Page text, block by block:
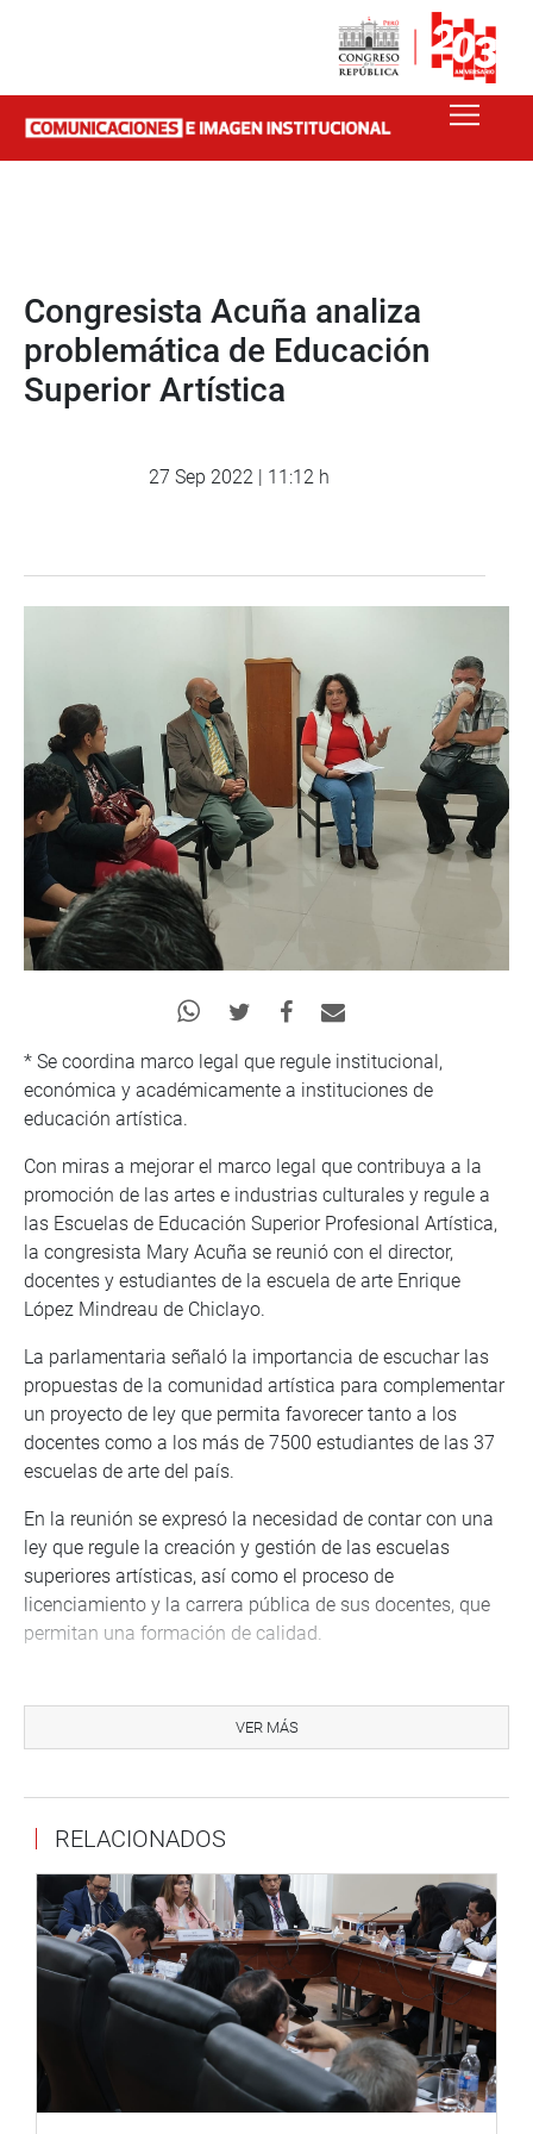
Congresista Acuña analiza
problemática de Educación
Superior Artística
27 Sep 2022 | 11:12 h
* Se coordina marco legal que regule institucional,
económica y académicamente a instituciones de
educación artística.
Con miras a mejorar el marco legal que contribuya a la
promoción de las artes e industrias culturales y regule a
las Escuelas de Educación Superior Profesional Artística,
la congresista Mary Acuña se reunió con el director,
docentes y estudiantes de la escuela de arte Enrique
López Mindreau de Chiclayo.
La parlamentaria señaló la importancia de escuchar las
propuestas de la comunidad artística para complementar
un proyecto de ley que permita favorecer tanto a los
docentes como a los más de 7500 estudiantes de las 37
escuelas de arte del país.
En la reunión se expresó la necesidad de contar con una
ley que regule la creación y gestión de las escuelas
superiores artísticas, así como el proceso de
licenciamiento y la carrera pública de sus docentes, que
permitan una formación de calidad.
cuente con un nuevo local del cual ya tiene un terreno que
albergaria, con las condiciones adecuadas, a los más de
Música, Eriberto Flores Ramos; el director académico,
Eduardo Sialer Pisfil; el Jefe del departamento de
Educación Artística, José Aquino Aldana, docenes y
representantes de los estudiantes.
Lima, 26 de setiembre del 2022.
DESPACHO DE LA CONGRESISTA MARY ACUÑA
VER MÁS
RELACIONADOS